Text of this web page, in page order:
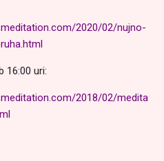
2020/02/nujno-
16:00 uri:
2018/02/medita